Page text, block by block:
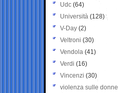
Udc (64)
Università (128)
V-Day (2)
Veltroni (30)
Vendola (41)
Verdi (16)
Vincenzi (30)
violenza sulle donne